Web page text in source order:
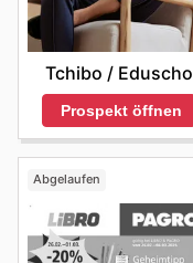
Tchibo / Eduscho
Prospekt öffnen
Abgelaufen